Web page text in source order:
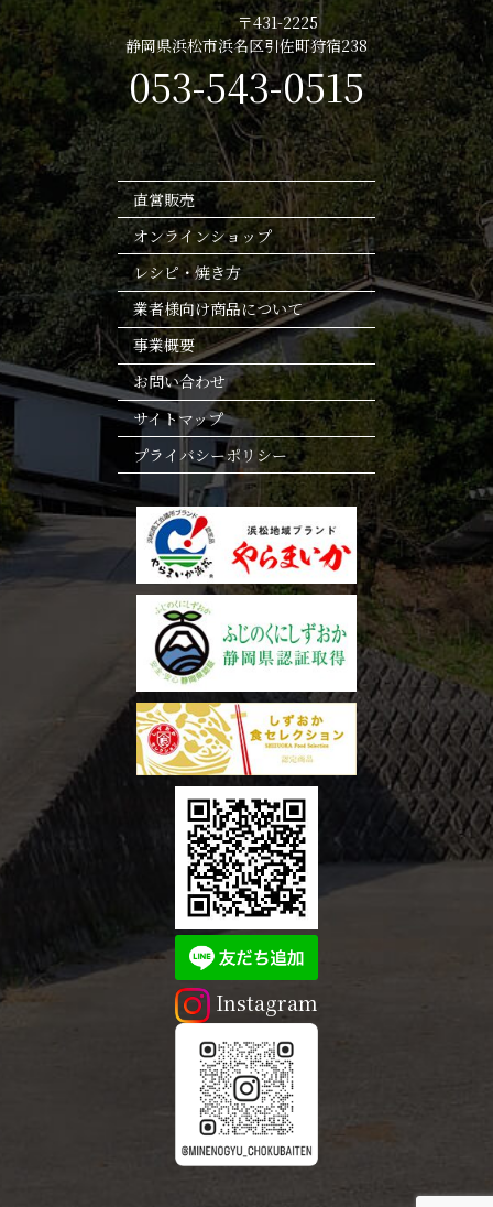
〒431-2225
静岡県浜松市浜名区引佐町狩宿238
053-543-0515
直営販売
オンラインショップ
レシピ・焼き方
業者様向け商品について
事業概要
お問い合わせ
サイトマップ
プライバシーポリシー
Instagram